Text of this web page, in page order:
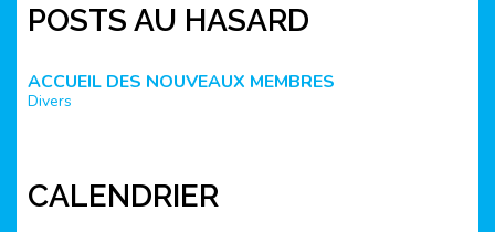
POSTS AU HASARD
ACCUEIL DES NOUVEAUX MEMBRES
Divers
CALENDRIER